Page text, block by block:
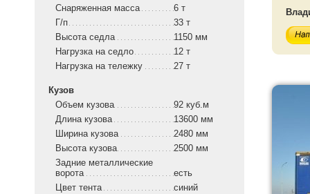
Снаряженная масса
6 т
Г/п
33 т
Высота седла
1150 мм
Нагрузка на седло
12 т
Нагрузка на тележку
27 т
Кузов
Объем кузова
92 куб.м
Длина кузова
13600 мм
Ширина кузова
2480 мм
Высота кузова
2500 мм
Задние металлические
ворота
есть
Цвет тента
синий